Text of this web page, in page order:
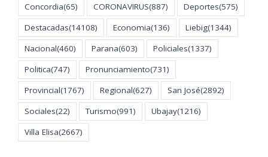
Concordia(65) CORONAVIRUS(887) Deportes(575)
Destacadas(14108) Economia(136) Liebig(1344)
Nacional(460) Parana(603) Policiales(1337)
Politica(747) Pronunciamiento(731)
Provincial(1767) Regional(627) San José(2892)
Sociales(22) Turismo(991) Ubajay(1216)
Villa Elisa(2667)